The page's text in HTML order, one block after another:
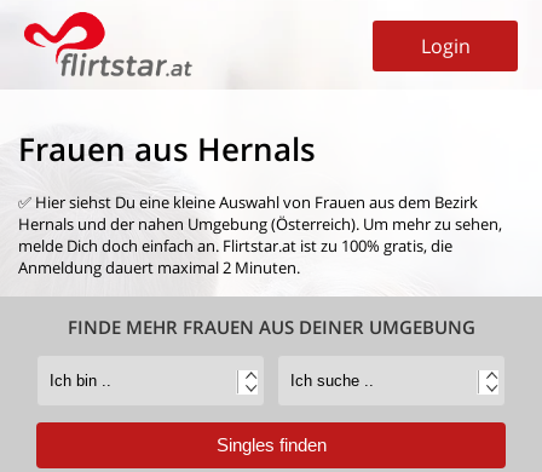
Login
Frauen aus Hernals
✅ Hier siehst Du eine kleine Auswahl von Frauen aus dem Bezirk
Hernals und der nahen Umgebung (Österreich). Um mehr zu sehen,
melde Dich doch einfach an. Flirtstar.at ist zu 100% gratis, die
Anmeldung dauert maximal 2 Minuten.
FINDE MEHR FRAUEN AUS DEINER UMGEBUNG